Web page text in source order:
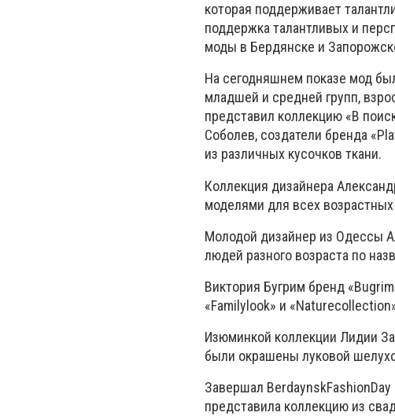
которая поддерживает
поддержка талантливых и
моды в Бердянске и
На сегодняшнем показе мод
младшей и средней групп,
представил коллекцию «В
Соболев, создатели бренда «
из различных кусочков ткани.
Коллекция дизайнера
моделями для всех возрастных
Молодой дизайнер из Одессы
людей разного возраста по
Виктория Бугрим бренд «Bugrim
«Family look» и «Naturecollection
Изюминкой коллекции Лидии
были окрашены луковой
Завершал BerdaynskFashionDay
представила коллекцию из